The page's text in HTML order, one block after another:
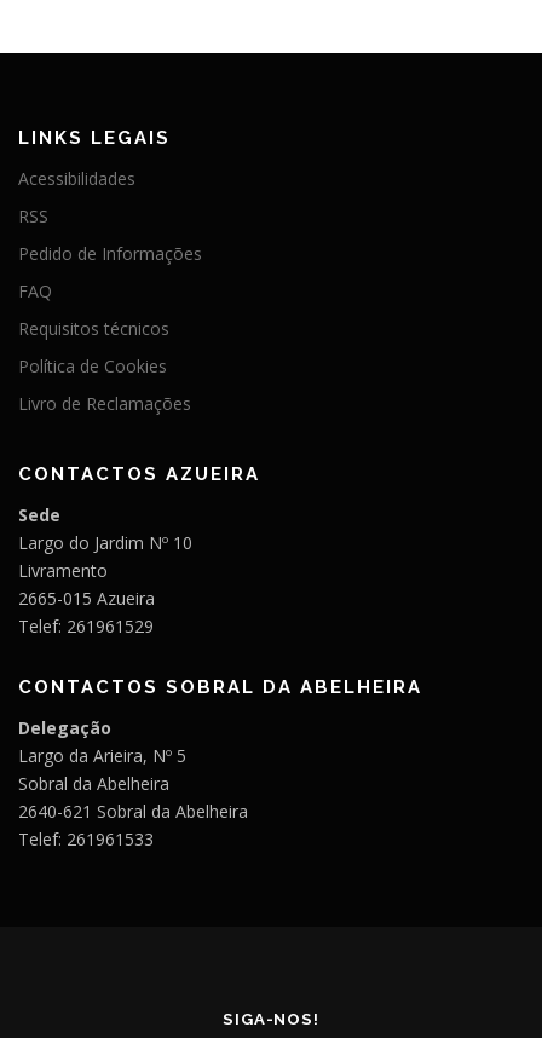
LINKS LEGAIS
Acessibilidades
RSS
Pedido de Informações
FAQ
Requisitos técnicos
Política de Cookies
Livro de Reclamações
CONTACTOS AZUEIRA
Sede
Largo do Jardim Nº 10
Livramento
2665-015 Azueira
Telef: 261961529
CONTACTOS SOBRAL DA ABELHEIRA
Delegação
Largo da Arieira, Nº 5
Sobral da Abelheira
2640-621 Sobral da Abelheira
Telef: 261961533
SIGA-NOS!